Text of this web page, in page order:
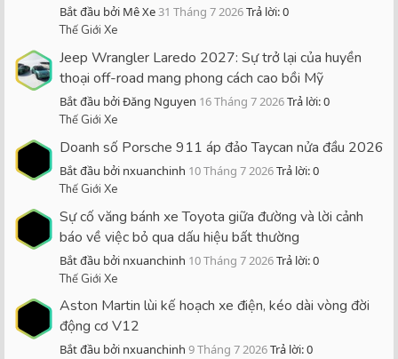
Bắt đầu bởi Mê Xe31 Tháng 7 2026Trả lời: 0
Thế Giới Xe
Jeep Wrangler Laredo 2027: Sự trở lại của huyền
thoại off-road mang phong cách cao bồi Mỹ
Bắt đầu bởi Đăng Nguyen 16 Tháng 7 2026Trả lời: 0
Thế Giới Xe
Doanh số Porsche 911 áp đảo Taycan nửa đầu 2026
Bắt đầu bởi nxuanchinh 10 Tháng 7 2026Trả lời: 0
Thế Giới Xe
Sự cố văng bánh xe Toyota giữa đường và lời cảnh
báo về việc bỏ qua dấu hiệu bất thường
Bắt đầu bởi nxuanchinh 10 Tháng 7 2026Trả lời: 0
Thế Giới Xe
Aston Martin lùi kế hoạch xe điện, kéo dài vòng đời
động cơ V12
Bắt đầu bởi nxuanchinh 9 Tháng 7 2026Trả lời: 0